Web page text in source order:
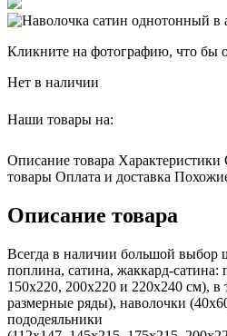
Кликните на фотографию, что бы
Нет в наличии
Наши товары на:
Описание товара Характеристики
товары Оплата и доставка
Описание товара
Всегда в наличии большой выбор
поплина, сатина, жаккард-сатина:
150х220, 200х220 и 220х240 см), в
размерные ряды), наволочки
пододеяльники